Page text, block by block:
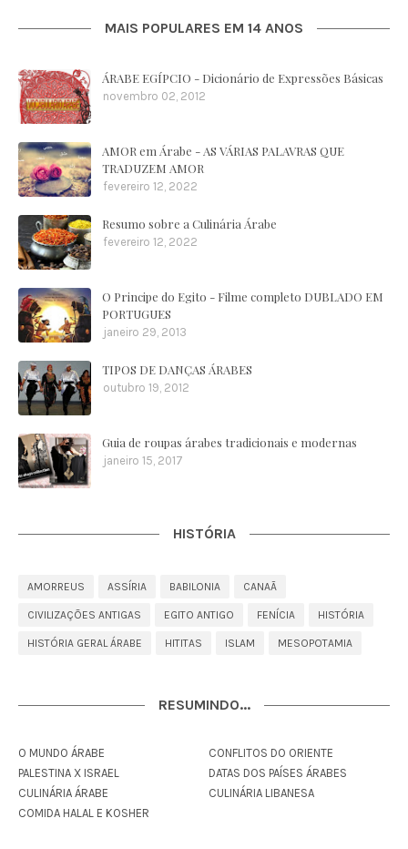
MAIS POPULARES EM 14 ANOS
ÁRABE EGÍPCIO - Dicionário de Expressões Básicas
novembro 02, 2012
AMOR em Árabe - AS VÁRIAS PALAVRAS QUE
TRADUZEM AMOR
fevereiro 12, 2022
Resumo sobre a Culinária Árabe
fevereiro 12, 2022
O Principe do Egito - Filme completo DUBLADO EM
PORTUGUES
janeiro 29, 2013
TIPOS DE DANÇAS ÁRABES
outubro 19, 2012
Guia de roupas árabes tradicionais e modernas
janeiro 15, 2017
HISTÓRIA
AMORREUS ASSÍRIA BABILONIA CANAÃ
CIVILIZAÇÕES ANTIGAS EGITO ANTIGO FENÍCIA HISTÓRIA
HISTÓRIA GERAL ÁRABE HITITAS ISLAM MESOPOTAMIA
RESUMINDO...
O MUNDO ÁRABE
CONFLITOS DO ORIENTE
PALESTINA X ISRAEL
DATAS DOS PAÍSES ÁRABES
CULINÁRIA ÁRABE
CULINÁRIA LIBANESA
COMIDA HALAL E KOSHER